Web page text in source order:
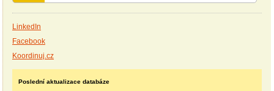
LinkedIn
Facebook
Koordinuj.cz
Poslední aktualizace databáze